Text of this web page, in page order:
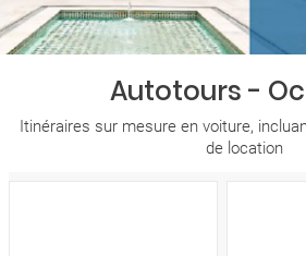
Autotours -
Itinéraires sur mesure en voiture,
de location